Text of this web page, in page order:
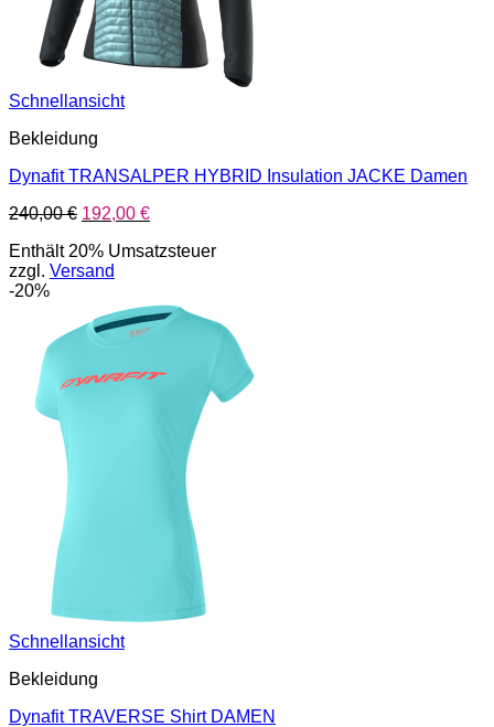
Schnellansicht
Bekleidung
Dynafit TRANSALPER HYBRID Insulation JACKE Damen
240,00€ Ursprünglicher
war:
240,00 €
192,00 €Aktueller
ist:
Enthält 20% Umsatzsteuer
zzgl. Versand
-20%
Schnellansicht
Bekleidung
Dynafit TRAVERSE Shirt DAMEN